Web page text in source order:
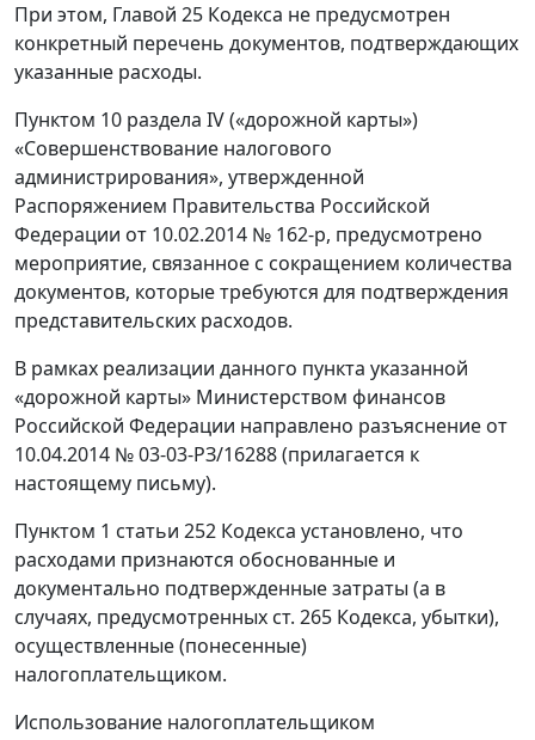
При этом, Главой 25 Кодекса не предусмотрен
конкретный перечень документов, подтверждающих
указанные расходы.
Пунктом 10 раздела IV («дорожной карты»)
«Совершенствование налогового
администрирования», утвержденной
Распоряжением Правительства Российской
Федерации от 10.02.2014 № 162-р, предусмотрено
мероприятие, связанное с сокращением количества
документов, которые требуются для подтверждения
представительских расходов.
В рамках реализации данного пункта указанной
«дорожной карты» Министерством финансов
Российской Федерации направлено разъяснение от
10.04.2014 № 03-03-РЗ/16288 (прилагается к
настоящему письму).
Пунктом 1 статьи 252 Кодекса установлено, что
расходами признаются обоснованные и
документально подтвержденные затраты (а в
случаях, предусмотренных ст. 265 Кодекса, убытки),
осуществленные (понесенные)
налогоплательщиком.
Использование налогоплательщиком